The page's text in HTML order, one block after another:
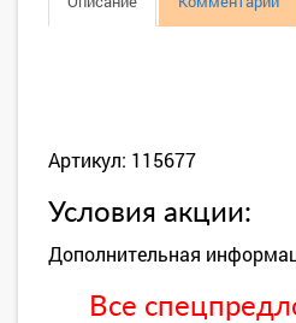
Артикул: 115677
Условия акции:
Дополнительная
Все